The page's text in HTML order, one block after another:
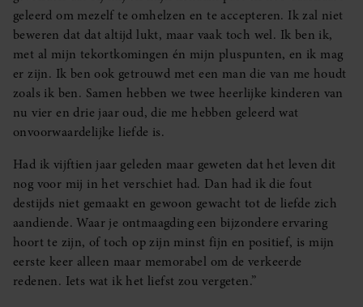
geleerd om mezelf te omhelzen en te accepteren. Ik zal niet
beweren dat dat altijd lukt, maar vaak toch wel. Ik ben ik,
met al mijn tekortkomingen én mijn pluspunten, en ik mag
er zijn. Ik ben ook getrouwd met een man die van me houdt
zoals ik ben. Samen hebben we twee heerlijke kinderen van
nu vier en drie jaar oud, die me hebben geleerd wat
onvoorwaardelijke liefde is.
Had ik vijftien jaar geleden maar geweten dat het leven dit
nog voor mij in het verschiet had. Dan had ik die fout
destijds niet gemaakt en gewoon gewacht tot de liefde zich
aandiende. Waar je ontmaagding een bijzondere ervaring
hoort te zijn, of toch op zijn minst fijn en positief, is mijn
eerste keer alleen maar memorabel om de verkeerde
redenen. Iets wat ik het liefst zou vergeten.”